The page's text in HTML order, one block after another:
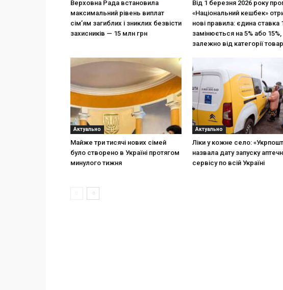
Верховна Рада встановила
максимальний рівень виплат
сім’ям загиблих і зниклих безвісти
захисників — 15 млн грн
Від 1 березня 2026 року
«Національний кешбек»
нові правила: єдина ставка
замінюється на 5% або 15%,
залежно від категорії
Актуально
Майже три тисячі нових сімей
було створено в Україні протягом
минулого тижня
Актуально
Ліки у кожне село:
назвала дату запуску
сервісу по всій Україні